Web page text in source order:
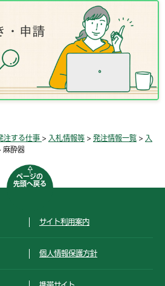
注する仕事 > 入札情報等 > 発注情報一覧 > 入
麻酔器
ページの
先頭へ戻る
サイト利用案内
個人情報保護方針